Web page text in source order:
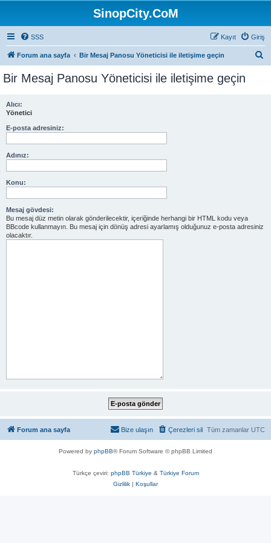
SinopCity.CoM
SSS Giriş
Kayıt
Forum ana sayfa Bir Mesaj Panosu Yöneticisi ile iletişime geçin
Bir Mesaj Panosu Yöneticisi ile iletişime geçin
Alıcı:
Yönetici
E-posta adresiniz:
Adınız:
Konu:
Mesaj gövdesi:
Bu mesaj düz metin olarak gönderilecektir, içeriğinde herhangi bir HTML kodu veya
BBcode kullanmayın. Bu mesaj için dönüş adresi ayarlamış olduğunuz e-posta adresiniz
olacaktır.
Forum ana sayfa Tüm zamanlar UTC
Çerezleri sil
Bize ulaşın
Powered by phpBB® Forum Software © phpBB Limited
Türkçe çeviri: phpBB Türkiye & Türkiye Forum
Gizlilik | Koşullar